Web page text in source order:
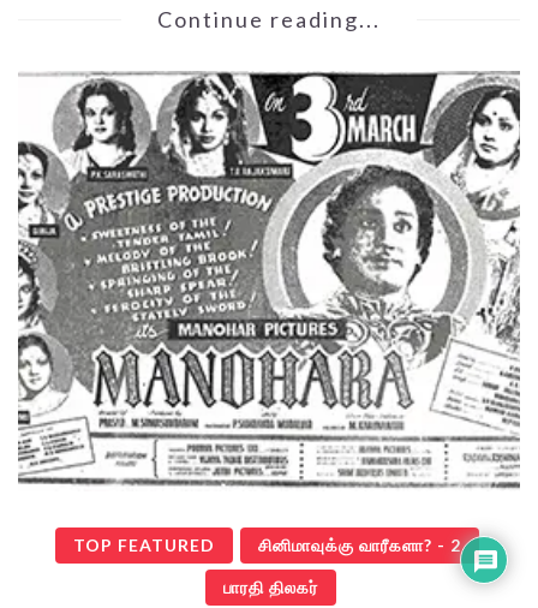
Continue reading...
TOP FEATURED சினிமாவுக்கு வாரீகளா? - 2
பாரதி திலகர்